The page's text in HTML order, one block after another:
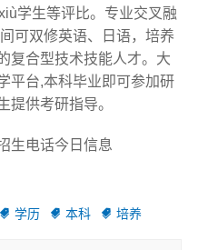
学生等评比。专业交叉融
可双修英语、日语，培养
复合型技术技能人才。大
平台,本科毕业即可参加研
提供考研指导。
生电话今日信息
学历 本科 培养